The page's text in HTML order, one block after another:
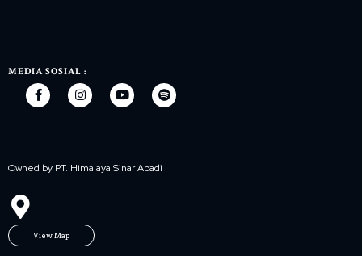
MEDIA SOSIAL :
Owned by PT. Himalaya Sinar Abadi
View Map